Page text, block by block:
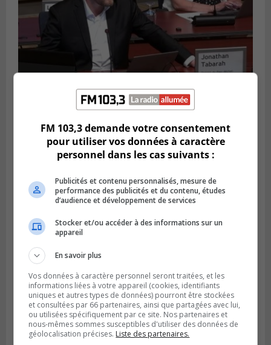
Publié le 4 août 2026 à 08h28
Longueuil demande de reporter une
élection partielle
VIEUX-LONGUEUIL
Publié le 3 août 2026 à 14h47
Le Livre bleu rassemble 200 curieux à
Longueuil
FM 103,3 demande votre consentement
pour utiliser vos données à caractère
personnel dans les cas suivants :
Publicités et contenu personnalisés, mesure de
performance des publicités et du contenu, études
d’audience et développement de services
Stocker et/ou accéder à des informations sur un
appareil
En savoir plus
Vos données à caractère personnel seront traitées, et les
informations liées à votre appareil (cookies, identifiants
uniques et autres types de données) pourront être stockées
et consultées par 66 partenaires, ainsi que partagées avec lui,
ou utilisées spécifiquement par ce site. Nos partenaires et
nous-mêmes sommes susceptibles d'utiliser des données de
géolocalisation précises. Liste des partenaires.